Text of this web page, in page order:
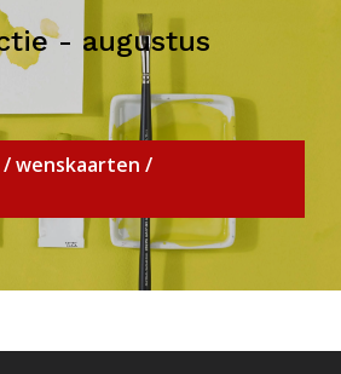
- augustus
/ wenskaarten /